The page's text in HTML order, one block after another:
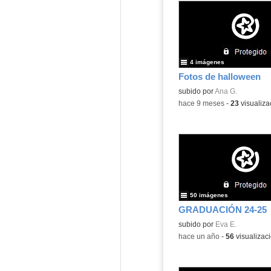
Fotos de halloween
subido porAna G.
4 imágenes
-hace 9 meses- 23
GRADUACIÓN 24-25
Contenido educativo.
subido por Eva E.
50 imágenes
-hace un año- 56